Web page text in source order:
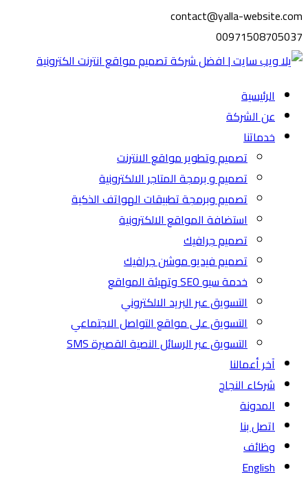
contact@yalla-website.com
00971508705037
الرئيسية
عن الشركة
خدماتنا
تصميم وتطوير مواقع الانترنت
تصميم و برمجة المتاجر الالكترونية
تصميم وبرمجة تطبيقات الهواتف الذكية
استضافة المواقع الالكترونية
تصميم جرافيك
تصميم فيديو موشن جرافيك
خدمة سيو SEO وتهيئة المواقع
التسويق عبر البريد الالكتروني
التسويق على مواقع التواصل الاجتماعي
التسويق عبر الرسائل النصية القصيرة SMS
آخر أعمالنا
شركاء النجاح
المدونة
اتصل بنا
وظائف
English